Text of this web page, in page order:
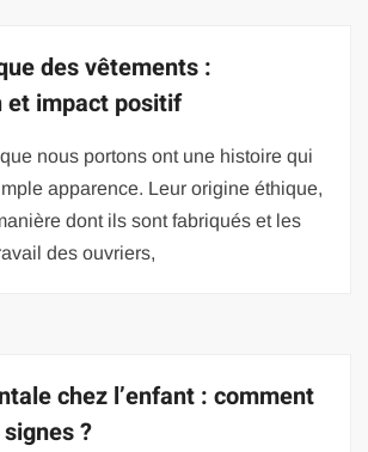
des vêtements :
et impact positif
nous portons ont une histoire qui
apparence. Leur origine éthique,
dont ils sont fabriqués et les
des ouvriers,
chez l’enfant : comment
?